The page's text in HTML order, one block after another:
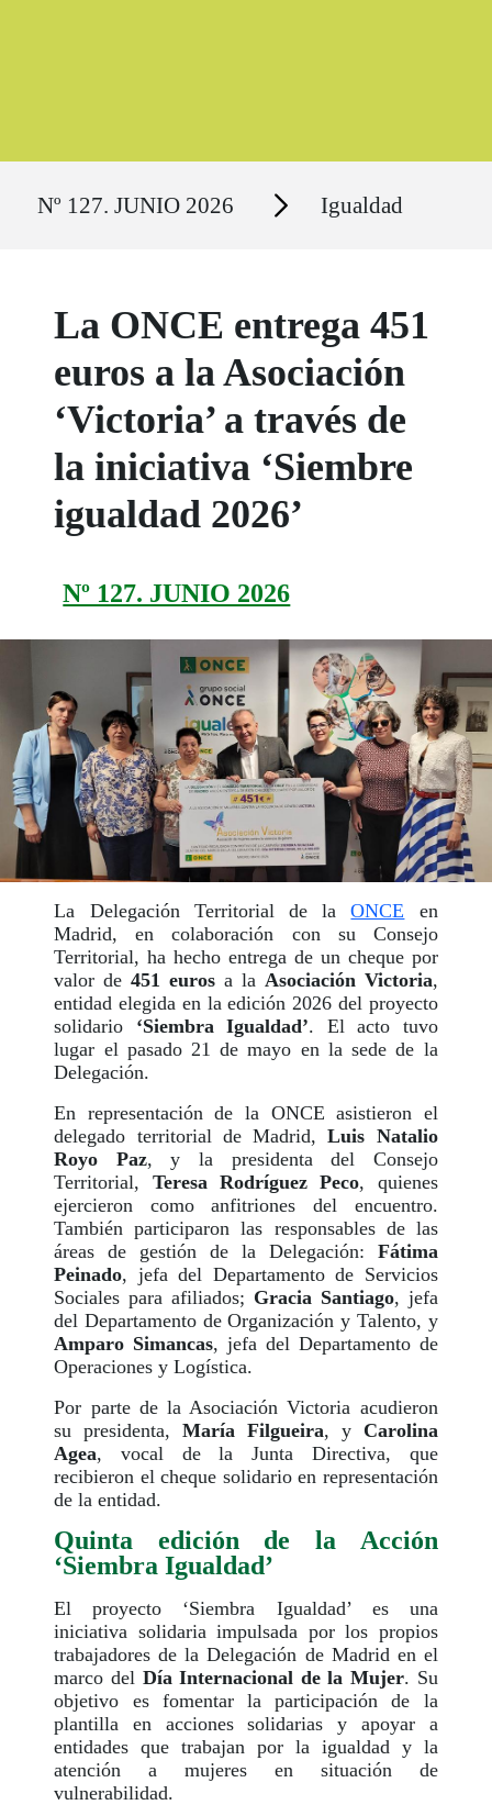
Nº 127. JUNIO 2026 Secciones Igualdad
La ONCE entrega 451
euros a la Asociación
‘Victoria’ a través de
la iniciativa ‘Siembre
igualdad 2026’
Nº 127. JUNIO 2026
La Delegación Territorial de laONCE en
Madrid, en colaboración con su Consejo
Territorial, ha hecho entrega de un cheque por
valor de451 euros a la Asociación Victoria,
entidad elegida en la edición 2026 del proyecto
solidario ‘Siembra Igualdad’. El acto tuvo
lugar el pasado 21 de mayo en la sede de la
Delegación.
En representación de la ONCE asistieron el
delegado territorial de Madrid,Luis Natalio
Royo Paz, y la presidenta del Consejo
Territorial, Teresa Rodríguez Peco, quienes
ejercieron como anfitriones del encuentro.
También participaron las responsables de las
áreas de gestión de la Delegación: Fátima
Peinado, jefa del Departamento de Servicios
Sociales para afiliados; Gracia Santiago, jefa
del Departamento de Organización y Talento, y
Amparo Simancas, jefa del Departamento de
Operaciones y Logística.
Por parte de la Asociación Victoria acudieron
su presidenta,María Filgueira, y Carolina
Agea, vocal de la Junta Directiva, que
recibieron el cheque solidario en representación
de la entidad.
Quinta edición de la Acción
‘Siembra Igualdad’
El proyecto ‘Siembra Igualdad’ es una
iniciativa solidaria impulsada por los propios
trabajadores de la Delegación de Madrid en el
marco del Día Internacional de la Mujer. Su
objetivo es fomentar la participación de la
plantilla en acciones solidarias y apoyar a
entidades que trabajan por la igualdad y la
atención a mujeres en situación de
vulnerabilidad.